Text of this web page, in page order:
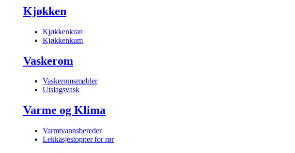
Kjøkken
Kjøkkenkran
Kjøkkenkum
Vaskerom
Vaskeromsmøbler
Utslagsvask
Varme og Klima
Varmtvannsbereder
Lekkasjestopper for rør